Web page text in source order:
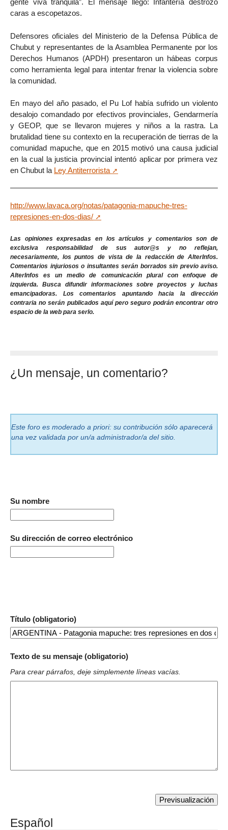
caras a escopetazos.
Defensores oficiales del Ministerio de la Defensa Pública de
Chubut y representantes de la Asamblea Permanente por los
Derechos Humanos (APDH) presentaron un hábeas corpus
como herramienta legal para intentar frenar la violencia sobre
la comunidad.
En mayo del año pasado, el Pu Lof había sufrido un violento
desalojo comandado por efectivos provinciales, Gendarmería
y GEOP, que se llevaron mujeres y niños a la rastra. La
brutalidad tiene su contexto en la recuperación de tierras de la
comunidad mapuche, que en 2015 motivó una causa judicial
en la cual la justicia provincial intentó aplicar por primera vez
en Chubut la Ley Antiterrorista
http://www.lavaca.org/notas/patagonia-mapuche-tres-
represiones-en-dos-dias/
Las opiniones expresadas en los artículos y comentarios son de
exclusiva responsabilidad de sus autor@s y no reflejan,
necesariamente, los puntos de vista de la redacción de AlterInfos.
Comentarios injuriosos o insultantes serán borrados sin previo aviso.
AlterInfos es un medio de comunicación plural con enfoque de
izquierda. Busca difundir informaciones sobre proyectos y luchas
emancipadoras. Los comentarios apuntando hacia la dirección
contraria no serán publicados aquí pero seguro podrán encontrar otro
espacio de la web para serlo.
¿Un mensaje, un comentario?
Este foro es moderado a priori: su contribución sólo aparecerá
una vez validada por un/a administrador/a del sitio.
Su nombre
Su dirección de correo electrónico
Título (obligatorio)
Texto de su mensaje (obligatorio)
Para crear párrafos, deje simplemente líneas vacías.
Español